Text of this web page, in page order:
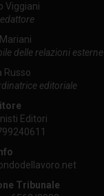
Viggiani
delle relazioni esterne
Russo
editoriale
Editori
Tribunale